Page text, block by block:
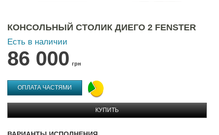
КОНСОЛЬНЫЙ СТОЛИК ДИЕГО 2 FENSTER
Есть в наличии
86 000 грн
ОПЛАТА ЧАСТЯМИ
КУПИТЬ